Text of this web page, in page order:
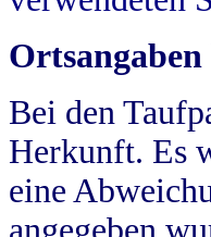
Bei den
Herkunft. Es
eine